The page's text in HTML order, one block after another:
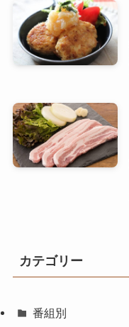
カテゴリー
番組別